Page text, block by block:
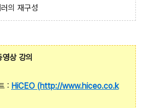
의 재구성
상 강의
: HiCEO (http://www.hiceo.co.k